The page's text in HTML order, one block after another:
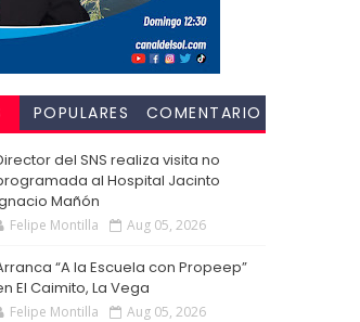
POPULARES
COMENTARIO
del SNS realiza visita no
al Hospital Jacinto
Mañón
Felipe Montilla Aug 05, 2026
“A la Escuela con Propeep”
El Caimito, La Vega
Felipe Montilla Aug 05, 2026